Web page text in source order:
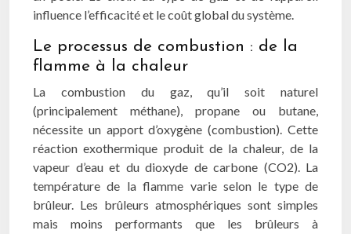
influence l’efficacité et le coût global du système.
Le processus de combustion : de la
flamme à la chaleur
La combustion du gaz, qu’il soit naturel
(principalement méthane), propane ou butane,
nécessite un apport d’oxygène (combustion). Cette
réaction exothermique produit de la chaleur, de la
vapeur d’eau et du dioxyde de carbone (CO2). La
température de la flamme varie selon le type de
brûleur. Les brûleurs atmosphériques sont simples
mais moins performants que les brûleurs à